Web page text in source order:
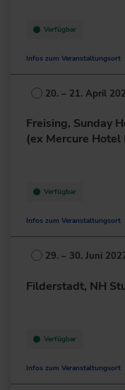
Verfügbar
Infos zum Veranstaltungsort
Lurgiallee 2
60439 Frankfurt
+49 69/95778-0
20. – 21. April
Freising, Sunday
(ex Mercure
Verfügbar
Infos zum Veranstaltungsort
Dr.-von-Daller-
85356 Freising
29. – 30. Juni
Filderstadt, NH
Verfügbar
Infos zum Veranstaltungsort
Bonländer